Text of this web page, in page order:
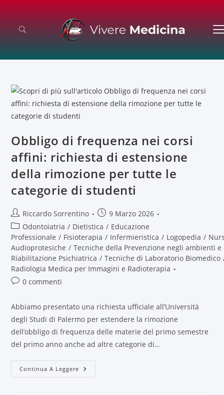
Obbligo di frequenza nei corsi
affini: richiesta di estensione
della rimozione per tutte le
categorie di studenti
Riccardo Sorrentino
9 Marzo 2026
Odontoiatria / Dietistica / Educazione
Professionale / Fisioterapia / Infermieristica / Logopedia /
Audioprotesiche / Tecniche della Prevenzione negli ambienti
Riabilitazione Psichiatrica / Tecniche di Laboratorio Biomedico
Radiologia Medica per Immagini e Radioterapia
0 commenti
Abbiamo presentato una richiesta ufficiale all’Università
degli Studi di Palermo per estendere la rimozione
dell’obbligo di frequenza delle materie del primo semestre
del primo anno anche ad altre categorie di…
Continua A Leggere